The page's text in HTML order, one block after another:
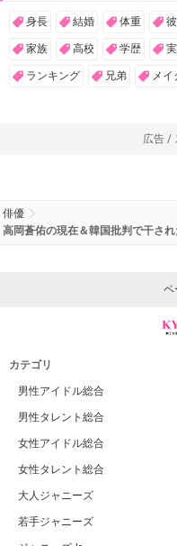
身長 結婚 体重
家族 高校 学歴
ランキング 兄弟 メイ
広告 /
俳優
高岡蒼佑の現在＆韓国批判で干さ
ペ
カテゴリ
男性アイドル総合
男性タレント総合
女性アイドル総合
女性タレント総合
大人ジャニーズ
若手ジャニーズ